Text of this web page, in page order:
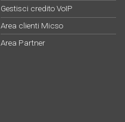
Gestisci credito VoIP
Area clienti Micso
Area Partner